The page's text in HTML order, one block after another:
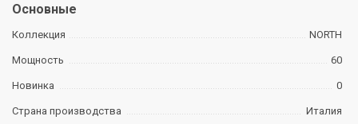
Основные
Коллекция NORTH
Мощность 60
Новинка 0
Страна производства Италия